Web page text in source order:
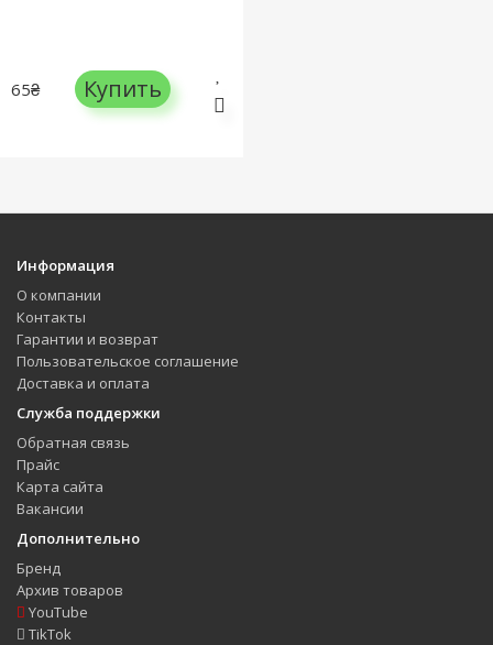
65₴ Купить
Информация
О компании
Контакты
Гарантии и возврат
Пользовательское соглашение
Доставка и оплата
Служба поддержки
Обратная связь
Прайс
Карта сайта
Вакансии
Дополнительно
Бренд
Архив товаров
YouTube
TikTok